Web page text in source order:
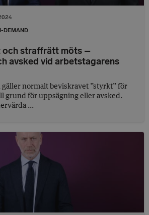
DEMAND
och straffrätt möts –
avsked vid arbetstagarens
normalt beviskravet ”styrkt” för
grund för uppsägning eller avsked.
...